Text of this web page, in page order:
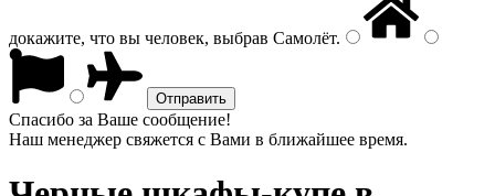
докажите, что вы человек, выбрав Самолёт.
Спасибо за Ваше сообщение!
Наш менеджер свяжется с Вами в ближайшее время.